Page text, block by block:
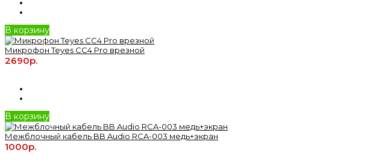
В корзину
Микрофон Teyes CC4 Pro врезной
2690р.
В корзину
Межблочный кабель BB Audio RCA-003 медь+экран
1000р.